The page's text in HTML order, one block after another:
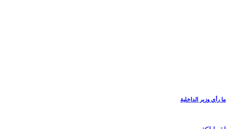
ما رأي وزير الداخلية